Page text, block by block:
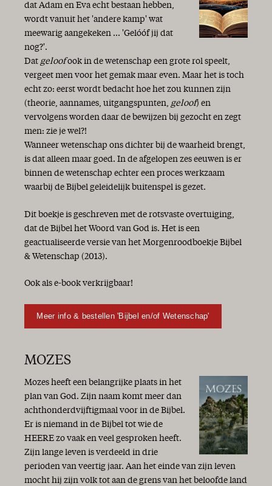
dat Adam en Eva echt bestaan hebben,
wordt vanuit het 'andere kamp' wat
meewarig aangekeken ... 'Gelóóf jij dat
nog?'.
Dat geloofook in de wetenschap een grote rol speelt,
vergeet men voor het gemak maar even. Maar het is toch
echt zo: eerst wordt bedacht hoe het zou kunnen zijn
(theorie, aannames, uitgangspunten, geloof) en
vervolgens worden daar de bewijzen bij gezocht en zegt
men: zie je wel?!
Wanneer wetenschap ons dichter bij de waarheid brengt,
is dat alleen maar goed. In de afgelopen zes eeuwen is er
binnen de wetenschap echter een proces werkzaam
waarbij de Bijbel geleidelijk buitenspel is gezet.
Dit boekje is geschreven met de rotsvaste overtuiging,
dat de Bijbel het Woord van God is. Het is een
geactualiseerde versie van het Morgenroodboekje Bijbel
& Wetenschap (2013).
Ook als e-book verkrijgbaar!
Meer info & bestellen 'Bijbel en/of Wetenschap'
MOZES
Mozes heeft een belangrijke plaats in het
plan van God. Zijn naam komt meer dan
achthonderdvijftigmaal voor in de Bijbel.
Er is niemand in de Bijbel tot wie de
HEERE zo vaak en veel gesproken heeft.
Zijn lange leven is verdeeld in drie
perioden van veertig jaar. Aan het einde van zijn leven
mocht hij zijn volk tot aan de grens van het beloofde land